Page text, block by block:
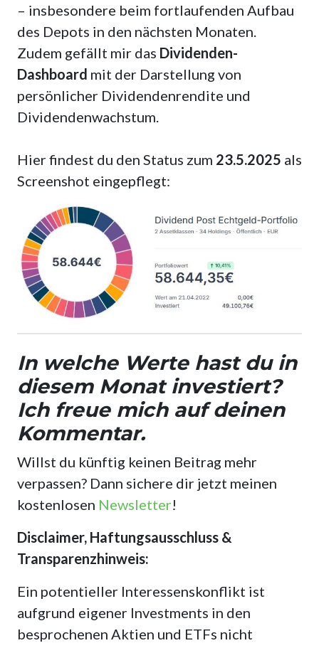
– insbesondere beim fortlaufenden Aufbau
des Depots in den nächsten Monaten.
Zudem gefällt mir das Dividenden-
Dashboard mit der Darstellung von
persönlicher Dividendenrendite und
Dividendenwachstum.
Hier findest du den Status zum 23.5.2025 als
Screenshot eingepflegt:
In welche Werte hast du in
diesem Monat investiert?
Ich freue mich auf deinen
Kommentar.
Willst du künftig keinen Beitrag mehr
verpassen? Dann sichere dir jetzt meinen
kostenlosen Newsletter!
Disclaimer, Haftungsausschluss &
Transparenzhinweis:
Ein potentieller Interessenskonflikt ist
aufgrund eigener Investments in den
besprochenen Aktien und ETFs nicht